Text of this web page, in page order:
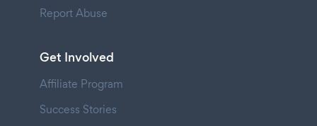
Report Abuse
Get Involved
Affiliate Program
Success Stories